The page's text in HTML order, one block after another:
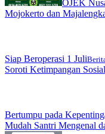
OJEK
Mojokerto dan
Siap Beroperasi 1 Juli
Soroti Ketimpangan
Bertumpu pada
Mudah Santri Mengenal